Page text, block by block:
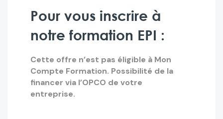
Pour vous inscrire à
notre formation EPI :
Cette offre n’est pas éligible à Mon
Compte Formation. Possibilité de la
financer via l’OPCO de votre
entreprise.